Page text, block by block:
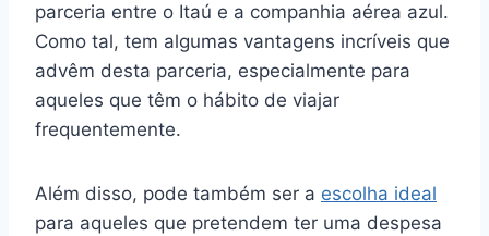
parceria entre o Itaú e a companhia aérea azul.
Como tal, tem algumas vantagens incríveis que
advêm desta parceria, especialmente para
aqueles que têm o hábito de viajar
frequentemente.
Além disso, pode também ser a escolha ideal
para aqueles que pretendem ter uma despesa